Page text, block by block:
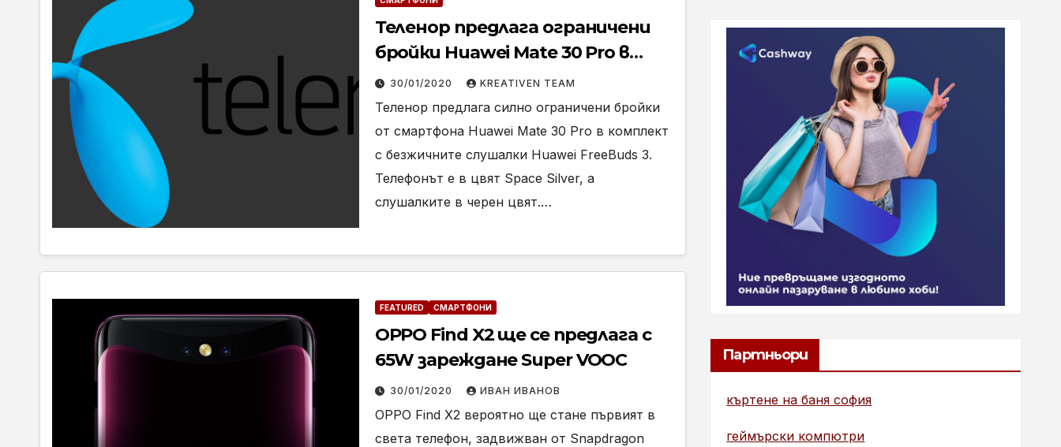
Теленор предлага ограничени
бройки Huawei Mate 30 Pro в
комплект с FreeBuds 3
30/01/2020 KREATIVEN TEAM
Теленор предлага силно ограничени бройки
от смартфона Huawei Mate 30 Pro в комплект
с безжичните слушалки Huawei FreeBuds 3.
Телефонът е в цвят Space Silver, а
слушалките в черен цвят.…
FEATURED СМАРТФОНИ
OPPO Find X2 ще се предлага с
65W зареждане Super VOOC
30/01/2020 ИВАН ИВАНОВ
OPPO Find X2 вероятно ще стане първият в
света телефон, задвижван от Snapdragon
Партньори
къртене на баня софия
геймърски компютри